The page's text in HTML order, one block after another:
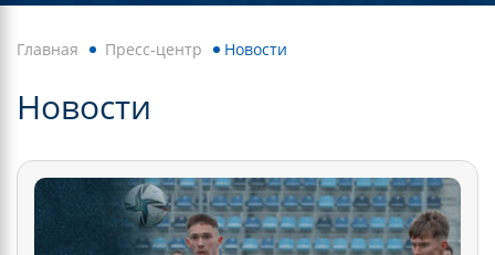
Главная Пресс-центр Новости
Новости